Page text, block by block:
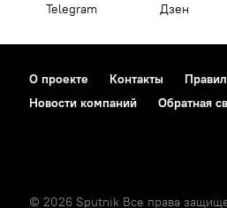
Telegram Дзен
О проекте Контакты
Новости компаний
Обратная
© 2026 Sputnik Все права